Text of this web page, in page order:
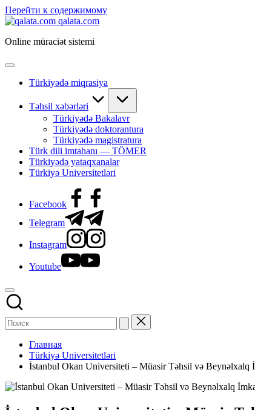
Перейти к содержимому
qalata.com
Online müraciət sistemi
Türkiyədə miqrasiya
Təhsil xəbərləri
Türkiyədə Bakalavr
Türkiyədə doktorantura
Türkiyədə magistratura
Türk dili imtahanı — TÖMER
Türkiyədə yataqxanalar
Türkiyə Universitetləri
Facebook
Telegram
Instagram
Youtube
Главная
Türkiyə Universitetləri
İstanbul Okan Universiteti – Müasir Təhsil və Beynəlxalq